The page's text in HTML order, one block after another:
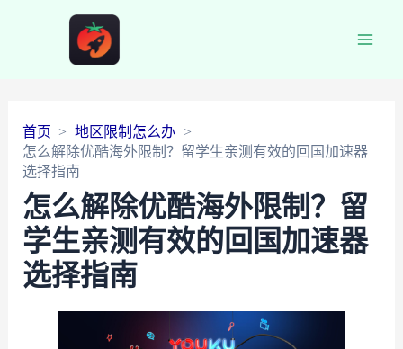
首页
地区限制怎么办
怎么解除优酷海外限制？留学生亲测有效的回国加速器
选择指南
怎么解除优酷海外限制？留
学生亲测有效的回国加速器
选择指南